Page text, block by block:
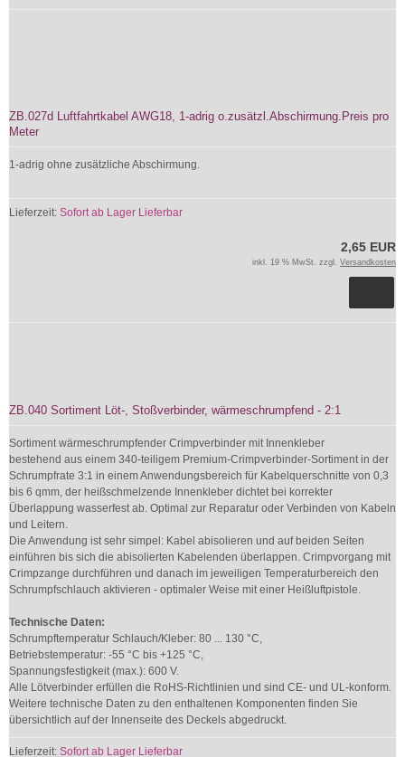
ZB.027d Luftfahrtkabel AWG18, 1-adrig o.zusätzl.Abschirmung.Preis pro
Meter
1-adrig ohne zusätzliche Abschirmung.
Lieferzeit: Sofort ab Lager Lieferbar
2,65 EUR
inkl. 19 % MwSt. zzgl. Versandkosten
ZB.040 Sortiment Löt-, Stoßverbinder, wärmeschrumpfend - 2:1
Sortiment wärmeschrumpfender Crimpverbinder mit Innenkleber
bestehend aus einem 340-teiligem Premium-Crimpverbinder-Sortiment in der
Schrumpfrate 3:1 in einem Anwendungsbereich für Kabelquerschnitte von 0,3
bis 6 qmm, der heißschmelzende Innenkleber dichtet bei korrekter
Überlappung wasserfest ab. Optimal zur Reparatur oder Verbinden von Kabeln
und Leitern.
Die Anwendung ist sehr simpel: Kabel abisolieren und auf beiden Seiten
einführen bis sich die abisolierten Kabelenden überlappen. Crimpvorgang mit
Crimpzange durchführen und danach im jeweiligen Temperaturbereich den
Schrumpfschlauch aktivieren - optimaler Weise mit einer Heißluftpistole.
Technische Daten:
Schrumpftemperatur Schlauch/Kleber: 80 ... 130 °C,
Betriebstemperatur: -55 °C bis +125 °C,
Spannungsfestigkeit (max.): 600 V.
Alle Lötverbinder erfüllen die RoHS-Richtlinien und sind CE- und UL-konform.
Weitere technische Daten zu den enthaltenen Komponenten finden Sie
übersichtlich auf der Innenseite des Deckels abgedruckt.
Lieferzeit: Sofort ab Lager Lieferbar